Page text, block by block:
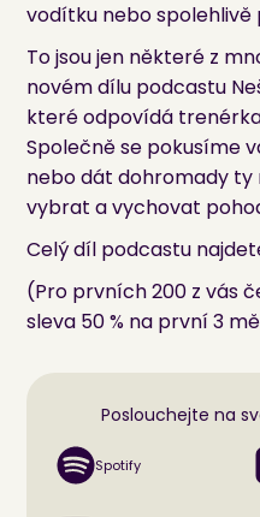
vodítku nebo spolehlivě
To jsou jen některé z
novém dílu podcastu
které odpovídá
Společně se pokusíme
nebo dát dohromady ty
vybrat a vychovat
Celý díl podcastu
(Pro prvních 200 z vás
sleva 50 % na první 3
Poslouchejte na
Spotify